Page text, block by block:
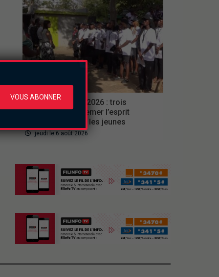
Culture
Ferien Akademie 2026 : trois
semaines pour semer l’esprit
d’entreprise chez les jeunes
jeudi le 6 août 2026
VOUS ABONNER